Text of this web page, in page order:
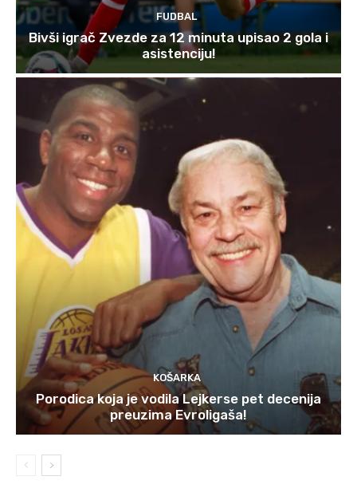
FUDBAL
Bivši igrač Zvezde za 12 minuta upisao 2 gola i
asistenciju!
KOŠARKA
Porodica koja je vodila Lejkerse pet decenija
preuzima Evroligaša!